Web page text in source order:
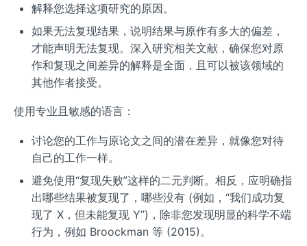
解释您选择这项研究的原因。
如果无法复现结果，说明结果与原作有多大的偏差，
才能声明无法复现。深入研究相关文献，确保您对原
作和复现之间差异的解释是全面，且可以被该领域的
其他作者接受。
使用专业且敏感的语言：
讨论您的工作与原论文之间的潜在差异，就像您对待
自己的工作一样。
避免使用“复现失败”这样的二元判断。相反，应明确指
出哪些结果被复现了，哪些没有 (例如，“我们成功复
现了 X，但未能复现 Y”)，除非您发现明显的科学不端
行为，例如 Broockman 等 (2015)。